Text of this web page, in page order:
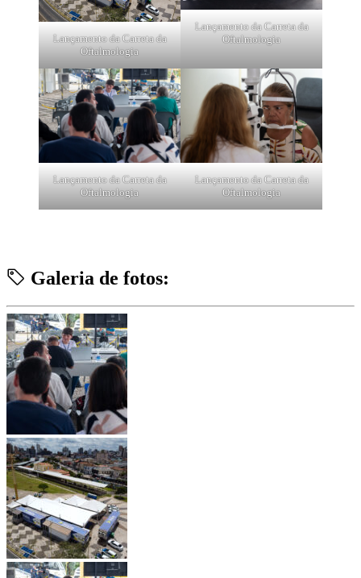
Lançamento da Carreta da
Oftalmologia
Lançamento da Carreta da
Oftalmologia
Lançamento da Carreta da
Oftalmologia
Lançamento da Carreta da
Oftalmologia
Galeria de fotos: